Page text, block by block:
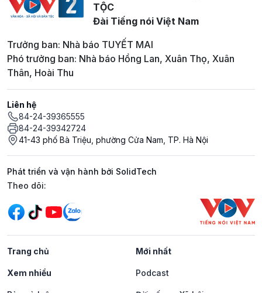
TỘC
Đài Tiếng nói Việt Nam
Trưởng ban: Nhà báo TUYẾT MAI
Phó trưởng ban: Nhà báo Hồng Lan, Xuân Thọ, Xuân
Thân, Hoài Thu
Liên hệ
84-24-39365555
84-24-39342724
41-43 phố Bà Triệu, phường Cửa Nam, TP. Hà Nội
Phát triển và vận hành bởi SolidTech
Mạng xã hội
Theo dõi:
Trang chủ Mới nhất
Xem nhiều Podcast